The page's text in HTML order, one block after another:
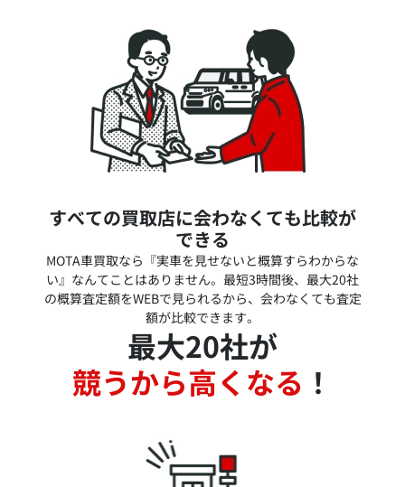
すべての買取店に会わなくても比較が
できる
MOTA車買取なら『実車を見せないと概算すらわからな
い』なんてことはありません。最短3時間後、最大20社
の概算査定額をWEBで見られるから、会わなくても査定
額が比較できます。
最大20社が
競うから高くなる ！